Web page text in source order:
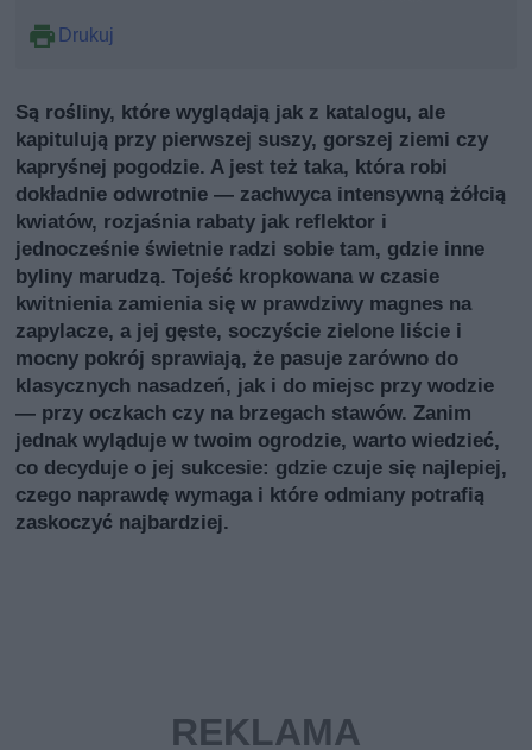
Drukuj
Są rośliny, które wyglądają jak z katalogu, ale
kapitulują przy pierwszej suszy, gorszej ziemi czy
kapryśnej pogodzie. A jest też taka, która robi
dokładnie odwrotnie — zachwyca intensywną żółcią
kwiatów, rozjaśnia rabaty jak reflektor i
jednocześnie świetnie radzi sobie tam, gdzie inne
byliny marudzą. Tojeść kropkowana w czasie
kwitnienia zamienia się w prawdziwy magnes na
zapylacze, a jej gęste, soczyście zielone liście i
mocny pokrój sprawiają, że pasuje zarówno do
klasycznych nasadzeń, jak i do miejsc przy wodzie
— przy oczkach czy na brzegach stawów. Zanim
jednak wyląduje w twoim ogrodzie, warto wiedzieć,
co decyduje o jej sukcesie: gdzie czuje się najlepiej,
czego naprawdę wymaga i które odmiany potrafią
zaskoczyć najbardziej.